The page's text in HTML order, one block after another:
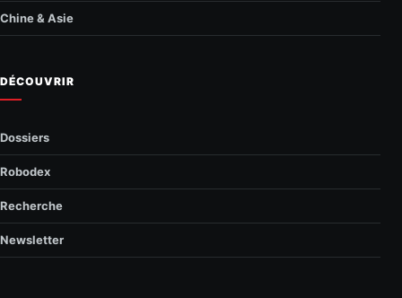
Chine & Asie
DÉCOUVRIR
Dossiers
Robodex
Recherche
Newsletter